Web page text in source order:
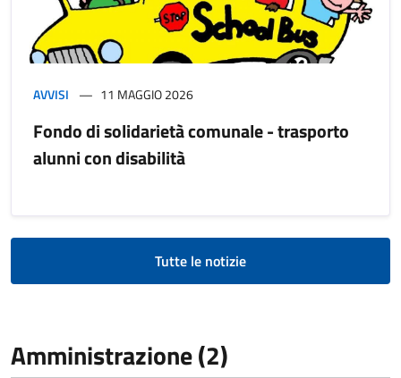
AVVISI 11 MAGGIO 2026
Fondo di solidarietà comunale - trasporto
alunni con disabilità
Tutte le notizie
Amministrazione (2)